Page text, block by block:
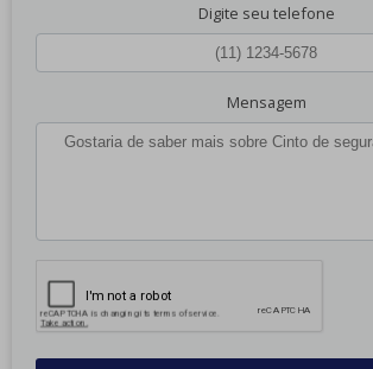
Digite seu telefone
Mensagem